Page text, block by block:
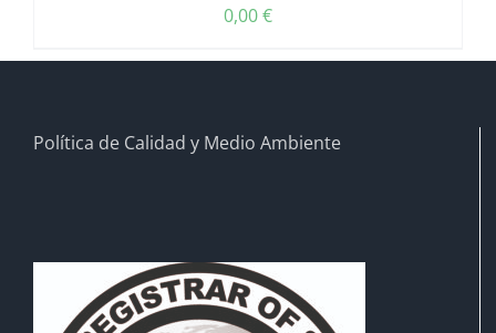
0,00€
Política de Calidad y Medio Ambiente